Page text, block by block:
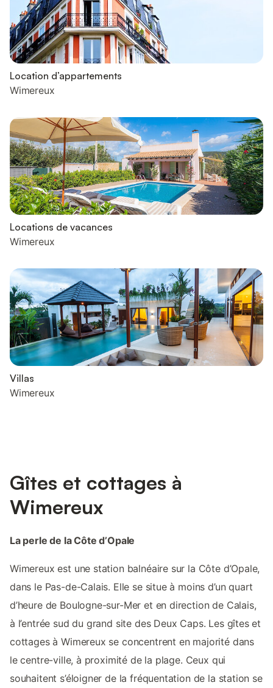
Location d’appartements
Wimereux
Locations de vacances
Wimereux
Villas
Wimereux
Gîtes et cottages à
Wimereux
La perle de la Côte d’Opale
Wimereux est une station balnéaire sur la Côte d’Opale,
dans le Pas-de-Calais. Elle se situe à moins d’un quart
d’heure de Boulogne-sur-Mer et en direction de Calais,
à l’entrée sud du grand site des Deux Caps. Les gîtes et
cottages à Wimereux se concentrent en majorité dans
le centre-ville, à proximité de la plage. Ceux qui
souhaitent s’éloigner de la fréquentation de la station se